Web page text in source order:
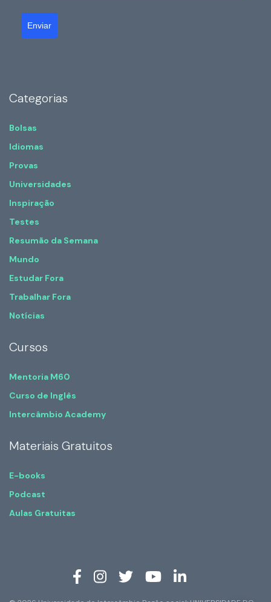
Enviar
Categorias
Bolsas
Idiomas
Provas
Universidades
Inspiração
Testes
Resumão da Semana
Mundo
Estudar Fora
Trabalhar Fora
Notícias
Cursos
Mentoria M60
Curso de Inglês
Intercâmbio Academy
Materiais Gratuitos
E-books
Podcast
Aulas Gratuitas